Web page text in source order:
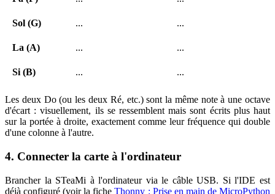
Sol (G) ... ...
La (A) ... ...
Si (B) ... ...
Les deux Do (ou les deux Ré, etc.) sont la même note à une octave
d'écart : visuellement, ils se ressemblent mais sont écrits plus haut
sur la portée à droite, exactement comme leur fréquence qui double
d'une colonne à l'autre.
4. Connecter la carte à l'ordinateur
Brancher la STeaMi à l'ordinateur via le câble USB. Si l'IDE est
déjà configuré (voir la ficheThonny : Prise en main de MicroPython